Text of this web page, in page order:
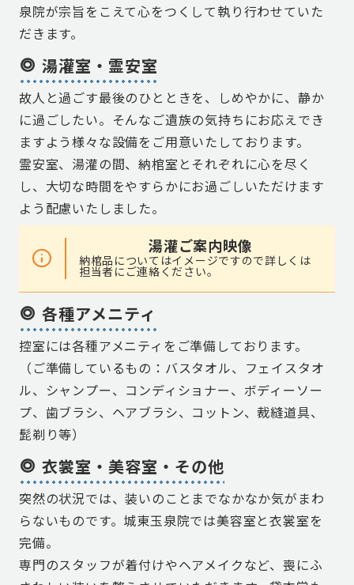
泉院が宗旨をこえて心をつくして執り行わせていた
だきます。
湯灌室・霊安室
故人と過ごす最後のひとときを、しめやかに、静か
に過ごしたい。そんなご遺族の気持ちにお応えでき
ますよう様々な設備をご用意いたしております。
霊安室、湯灌の間、納棺室とそれぞれに心を尽く
し、大切な時間をやすらかにお過ごしいただけます
よう配慮いたしました。
湯灌ご案内映像
納棺品についてはイメージですので詳しくは
担当者にご連絡ください。
各種アメニティ
控室には各種アメニティをご準備しております。
（ご準備しているもの：バスタオル、フェイスタオ
ル、シャンプー、コンディショナー、ボディーソー
プ、歯ブラシ、ヘアブラシ、コットン、裁縫道具、
髭剃り等）
衣裳室・美容室・その他
突然の状況では、装いのことまでなかなか気がまわ
らないものです。城東玉泉院では美容室と衣裳室を
完備。
専門のスタッフが着付けやヘアメイクなど、喪にふ